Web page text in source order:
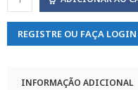
REGISTRE OU FAÇA LOGIN
INFORMAÇÃO ADICIONAL